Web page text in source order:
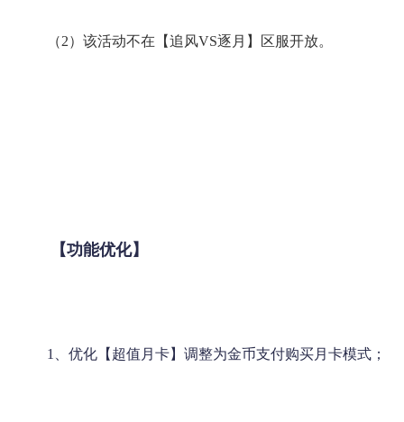
（2）该活动不在【追风VS逐月】区服开放。
【功能优化】
1、优化【超值月卡】调整为金币支付购买月卡模式；